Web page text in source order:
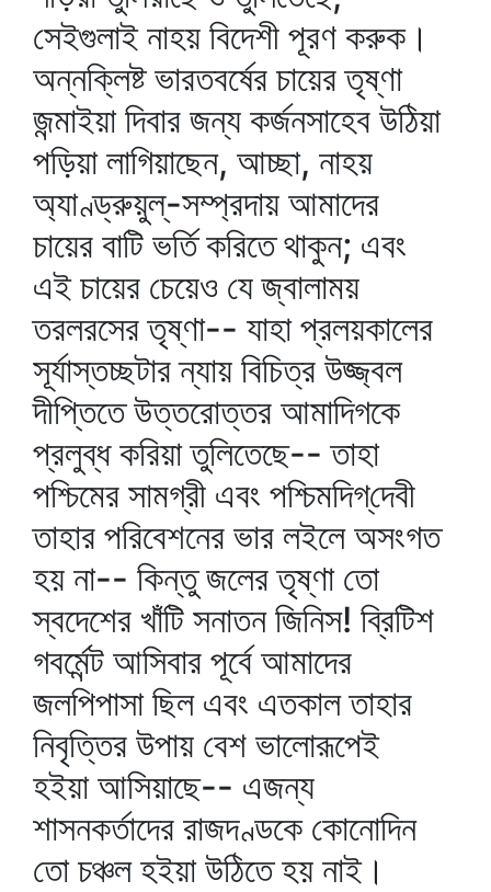
সেইগুলাই নাহয় বিদেশী পূরণ করুক।
অন্নক্লিষ্ট ভারতবর্ষের চায়ের তৃষ্ণা
জন্মাইয়া দিবার জন্য কর্জনসাহেব উঠিয়া
পড়িয়া লাগিয়াছেন, আচ্ছা, নাহয়
অ্যাণ্ড্রুয়ুল্‌‌-সম্প্রদায় আমাদের
চায়ের বাটি ভর্তি করিতে থাকুন; এবং
এই চায়ের চেয়েও যে জ্বালাময়
তরলরসের তৃষ্ণা-- যাহা প্রলয়কালের
সূর্যাস্তচ্ছটার ন্যায় বিচিত্র উজ্জ্বল
দীপ্তিতে উত্তরোত্তর আমাদিগকে
প্রলুব্ধ করিয়া তুলিতেছে-- তাহা
পশ্চিমের সামগ্রী এবং পশ্চিমদিগ্‌দেবী
তাহার পরিবেশনের ভার লইলে অসংগত
হয় না-- কিন্তু জলের তৃষ্ণা তো
স্বদেশের খাঁটি সনাতন জিনিস! ব্রিটিশ
গবর্মেন্ট আসিবার পূর্বে আমাদের
জলপিপাসা ছিল এবং এতকাল তাহার
নিবৃত্তির উপায় বেশ ভালোরূপেই
হইয়া আসিয়াছে-- এজন্য
শাসনকর্তাদের রাজদণ্ডকে কোনোদিন
তো চঞ্চল হইয়া উঠিতে হয় নাই।